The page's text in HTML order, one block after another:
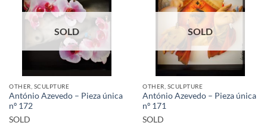
SOLD
OTHER, SCULPTURE
António Azevedo – Pieza única
nº 172
SOLD
SOLD
OTHER, SCULPTURE
António Azevedo – Pieza única
nº 171
SOLD